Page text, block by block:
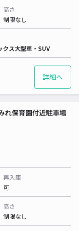
高さ
制限なし
クス大型車・SUV
詳細へ
れ保育園付近駐車場
再入庫
可
高さ
制限なし